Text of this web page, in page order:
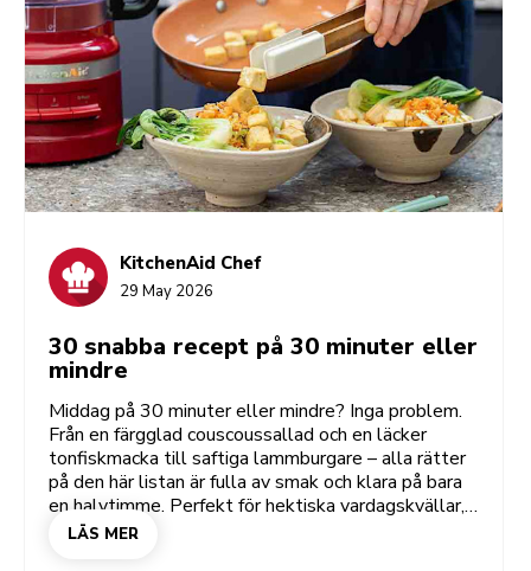
KitchenAid Chef
29 May 2026
30 snabba recept på 30 minuter eller
mindre
Middag på 30 minuter eller mindre? Inga problem.
Från en färgglad couscoussallad och en läcker
tonfiskmacka till saftiga lammburgare – alla rätter
på den här listan är fulla av smak och klara på bara
en halvtimme. Perfekt för hektiska vardagskvällar,
korta lunchraster, en spontan brunch eller när du vill
LÄS MER